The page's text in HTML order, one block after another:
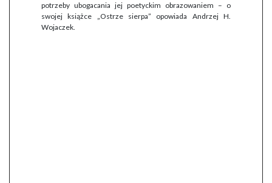
potrzeby ubogacania jej poetyckim obrazowaniem – o
swojej książce „Ostrze sierpa” opowiada Andrzej H.
Wojaczek.